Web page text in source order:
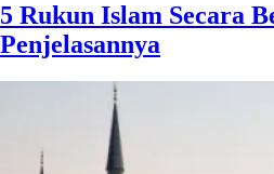
5 Rukun Islam Secara
Penjelasannya